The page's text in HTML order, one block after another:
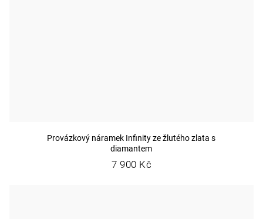
Provázkový náramek Infinity ze žlutého zlata s
diamantem
7 900 Kč